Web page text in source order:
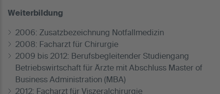
Weiterbildung
2006: Zusatzbezeichnung Notfallmedizin
2008: Facharzt für Chirurgie
2009 bis 2012: Berufsbegleitender Studiengang
Betriebswirtschaft für Ärzte mit Abschluss Master of
Business Administration (MBA)
2012: Facharzt für Viszeralchirurgie